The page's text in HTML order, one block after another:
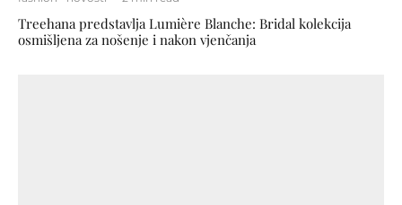
Treehana predstavlja Lumière Blanche: Bridal kolekcija
osmišljena za nošenje i nakon vjenčanja